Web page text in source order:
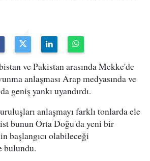
ve Pakistan arasında Mekke'de
anlaşması Arap medyasında ve
geniş yankı uyandırdı.
anlaşmayı farklı tonlarda ele
bunun Orta Doğu'da yeni bir
başlangıcı olabileceği
bulundu.